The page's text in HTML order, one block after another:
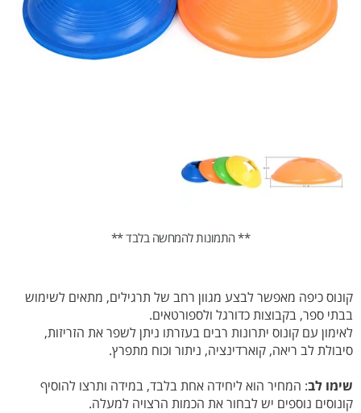
** התמונות להמחשה בלבד **
קונוס כיפה מאפשר לבצע מגוון רחב של תרגילים, מתאים לשימוש
בבתי ספר, בקבוצות כדורגל ולספורטאים.
לאימון עם קונוס יתרונות רבים בעזרתו ניתן לשפר את הזריזות,
סיבולת לב ריאה, קוארדינציה, ניתור וכוח מתפרץ.
שימו לב: המחיר הוא ליחידה אחת בלבד, במידה ותרצו להוסיף
קונוסים נוספים יש לבחור את הכמות הרצויה למעלה.